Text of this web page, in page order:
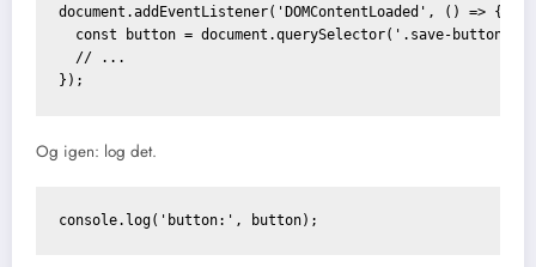
document.addEventListener('DOMContentLoaded', () => {
  const button = document.querySelector('.save-button');
  // ...
});
Og igen: log det.
console.log('button:', button);